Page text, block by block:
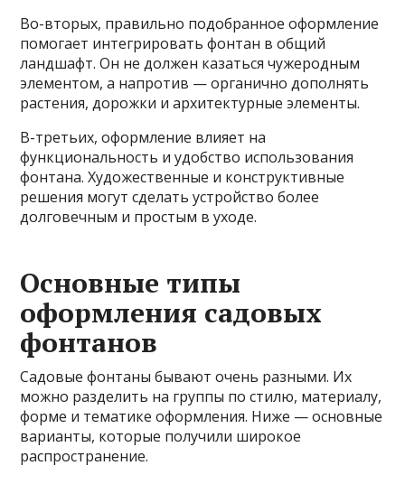
Во-вторых, правильно подобранное оформление
помогает интегрировать фонтан в общий
ландшафт. Он не должен казаться чужеродным
элементом, а напротив — органично дополнять
растения, дорожки и архитектурные элементы.
В-третьих, оформление влияет на
функциональность и удобство использования
фонтана. Художественные и конструктивные
решения могут сделать устройство более
долговечным и простым в уходе.
Основные типы
оформления садовых
фонтанов
Садовые фонтаны бывают очень разными. Их
можно разделить на группы по стилю, материалу,
форме и тематике оформления. Ниже — основные
варианты, которые получили широкое
распространение.